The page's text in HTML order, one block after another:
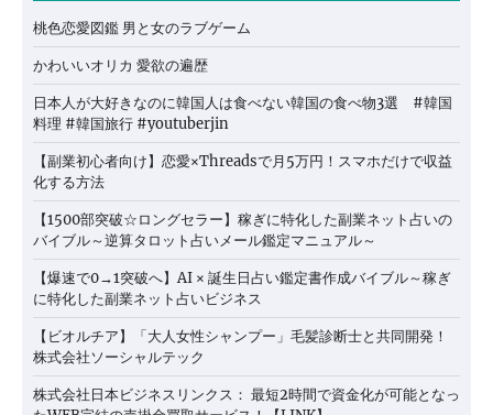
桃色恋愛図鑑 男と女のラブゲーム
かわいいオリカ 愛欲の遍歴
日本人が大好きなのに韓国人は食べない韓国の食べ物3選 #韓国
料理 #韓国旅行 #youtuberjin
【副業初心者向け】恋愛×Threadsで月5万円！スマホだけで収益
化する方法
【1500部突破☆ロングセラー】稼ぎに特化した副業ネット占いの
バイブル～逆算タロット占いメール鑑定マニュアル～
【爆速で0→1突破へ】AI × 誕生日占い鑑定書作成バイブル～稼ぎ
に特化した副業ネット占いビジネス
【ビオルチア】「大人女性シャンプー」毛髪診断士と共同開発！
株式会社ソーシャルテック
株式会社日本ビジネスリンクス： 最短2時間で資金化が可能となっ